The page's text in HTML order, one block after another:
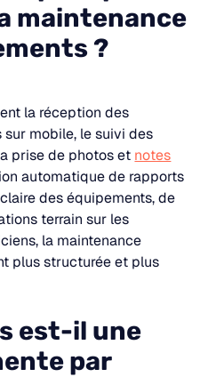
maintenance
?
la réception des
mobile, le suivi des
prise de photos et notes
automatique de rapports
des équipements, de
terrain sur les
la maintenance
plus structurée et plus
est-il une
par